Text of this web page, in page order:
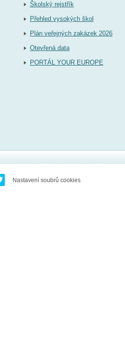
Školský rejstřík
Přehled vysokých škol
Plán veřejných zakázek 2026
Otevřená data
PORTÁL YOUR EUROPE
Nastavení soubrů cookies